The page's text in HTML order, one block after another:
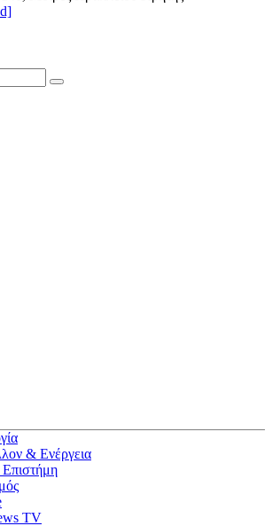
& Ενέργεια
TV